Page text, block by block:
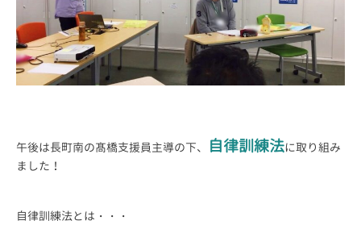
午後は長町南の髙橋支援員主導の下、 自律訓練法に取り組み
ました！
自律訓練法とは・・・